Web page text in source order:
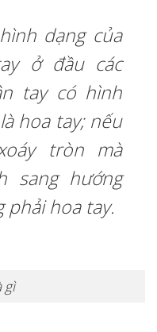
dạng của
ở đầu các
tay có hình
hoa tay; nếu
tròn mà
sang hướng
phải hoa tay.
gì